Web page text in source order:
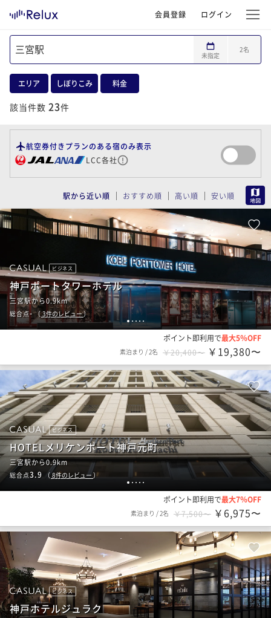
会員登録 ログイン
未指定
2名
エリア しぼりこみ 料金
該当件数 23件
航空券付きプランのある宿のみ表示
LCC各社
駅から近い順 おすすめ順 高い順 安い順
1 2345
ビジネス
神戸ポートタワーホテル
三宮駅から0.9km
総合点-（3件のレビュー）
ポイント即利用で最大5％OFF
素泊まり /2名 ￥20,400〜 ￥19,380〜
1 2 3 4 5
ビジネス
HOTELメリケンポート神戸元町
三宮駅から0.9km
総合点3.9 （8件のレビュー）
ポイント即利用で最大7％OFF
素泊まり /2名 ￥7,500〜 ￥6,975〜
ビジネス
神戸ホテルジュラク